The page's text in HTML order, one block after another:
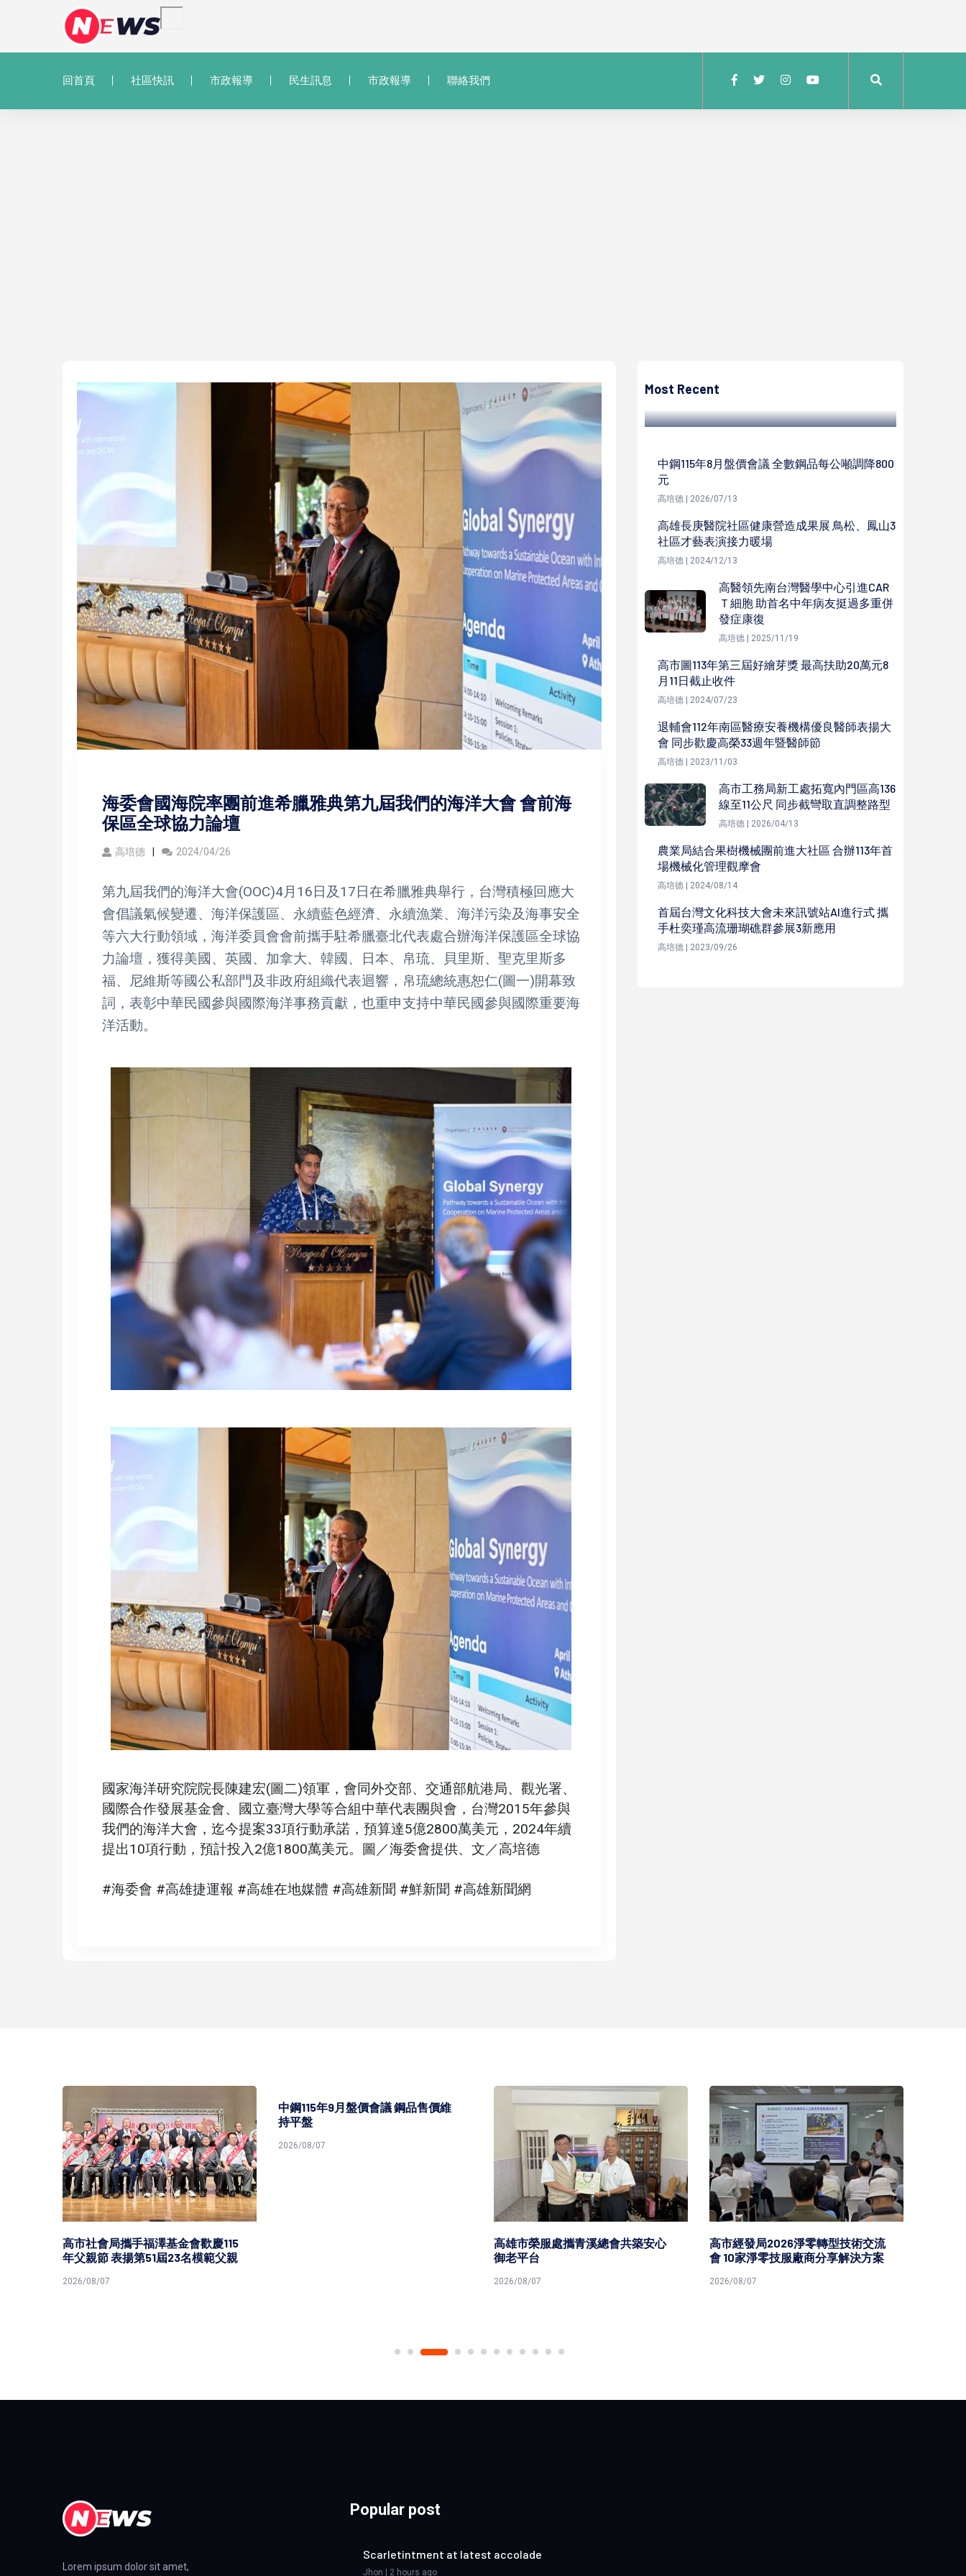
回首頁 社區快訊 市政報導 民生訊息 市政報導 聯絡我們
海委會國海院率團前進希臘雅典第九屆我們的海洋大會 會前海
保區全球協力論壇
高培德 2024/04/26
第九屆我們的海洋大會(OOC)4月16日及17日在希臘雅典舉行，台灣積極回應大
會倡議氣候變遷、海洋保護區、永續藍色經濟、永續漁業、海洋污染及海事安全
等六大行動領域，海洋委員會會前攜手駐希臘臺北代表處合辦海洋保護區全球協
力論壇，獲得美國、英國、加拿大、韓國、日本、帛琉、貝里斯、聖克里斯多
福、尼維斯等國公私部門及非政府組織代表迴響，帛琉總統惠恕仁(圖一)開幕致
詞，表彰中華民國參與國際海洋事務貢獻，也重申支持中華民國參與國際重要海
洋活動。
國家海洋研究院院長陳建宏(圖二)領軍，會同外交部、交通部航港局、觀光署、
國際合作發展基金會、國立臺灣大學等合組中華代表團與會，台灣2015年參與
我們的海洋大會，迄今提案33項行動承諾，預算達5億2800萬美元，2024年續
提出10項行動，預計投入2億1800萬美元。圖／海委會提供、文／高培德
#海委會 #高雄捷運報 #高雄在地媒體 #高雄新聞 #鮮新聞 #高雄新聞網
Most Recent
友 文化傳承
中鋼115年8月盤價會議 全數鋼品每公噸調降800
元
高培德 | 2026/07/13
高雄長庚醫院社區健康營造成果展 鳥松、鳳山3
社區才藝表演接力暖場
高培德 | 2024/12/13
高醫領先南台灣醫學中心引進CAR
Ｔ細胞 助首名中年病友挺過多重併
發症康復
高培德 | 2025/11/19
高市圖113年第三屆好繪芽獎 最高扶助20萬元8
月11日截止收件
高培德 | 2024/07/23
退輔會112年南區醫療安養機構優良醫師表揚大
會 同步歡慶高榮33週年暨醫師節
高培德 | 2023/11/03
高市工務局新工處拓寬內門區高136
線至11公尺 同步截彎取直調整路型
高培德 | 2026/04/13
農業局結合果樹機械團前進大社區 合辦113年首
場機械化管理觀摩會
高培德 | 2024/08/14
首屆台灣文化科技大會未來訊號站AI進行式 攜
手杜奕瑾高流珊瑚礁群參展3新應用
高培德 | 2023/09/26
高市社會局攜手福澤基金會歡慶115
年父親節 表揚第51屆23名模範父親
2026/08/07
中鋼115年9月盤價會議 鋼品售價維
持平盤
2026/08/07
高雄市榮服處攜青溪總會共築安心
御老平台
2026/08/07
高市經發局2026淨零轉型技術交流
會 10家淨零技服廠商分享解決方案
2026/08/07
Lorem ipsum dolor sit amet,
Popular post
Scarletintment at latest accolade
Jhon | 2 hours ago